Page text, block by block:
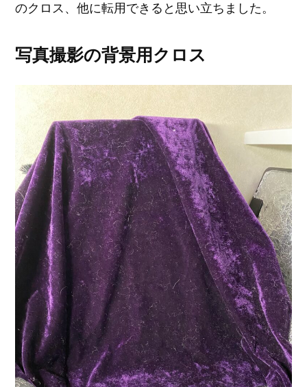
のクロス、他に転用できると思い立ちました。
写真撮影の背景用クロス